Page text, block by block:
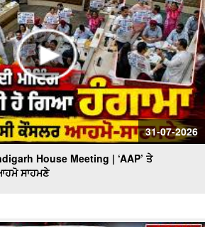
31-07-2026
House Meeting | ‘AAP’ ਤੇ
ਸਾਹਮਣੇ